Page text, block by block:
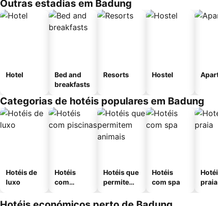
Outras estadias em Badung
Hotel
Bed and
breakfasts
Resorts Hostel
Categorias de hotéis populares em Badung
Hotéis de
luxo
Hotéis
com
Hotéis que
permitem
Hotéis
com spa
praia